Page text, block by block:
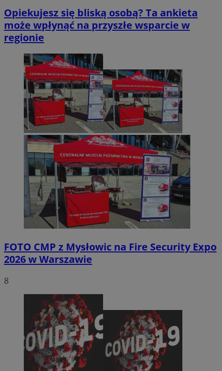
Opiekujesz się bliską osobą? Ta ankieta
może wpłynąć na przyszłe wsparcie w
regionie
FOTO CMP z Mysłowic na Fire Security Expo
2026 w Warszawie
8